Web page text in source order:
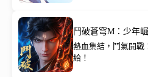
鬥破蒼穹M：少年
熱血集結，鬥氣開戰
給！